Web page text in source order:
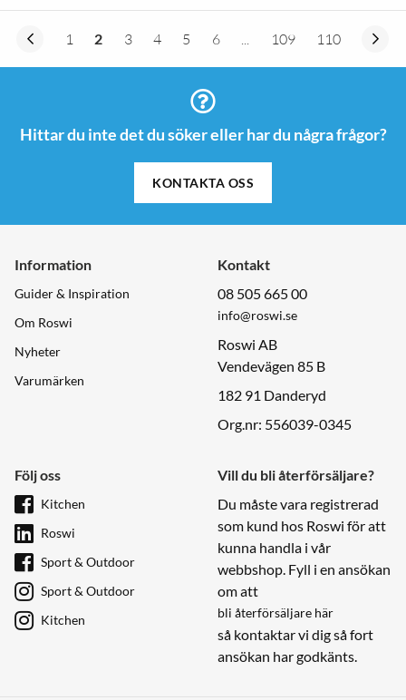
1 2 3 4 5 6 ... 109 110
Hittar du inte det du söker eller har du några frågor?
KONTAKTA OSS
Information
Guider & Inspiration
Om Roswi
Nyheter
Varumärken
Kontakt
08 505 665 00
info@roswi.se
Roswi AB
Vendevägen 85 B
182 91 Danderyd
Org.nr: 556039-0345
Följ oss
Kitchen
Roswi
Sport & Outdoor
Sport & Outdoor
Kitchen
Vill du bli återförsäljare?
Du måste vara registrerad
som kund hos Roswi för att
kunna handla i vår
webbshop. Fyll i en ansökan
om att
bli återförsäljare här
så kontaktar vi dig så fort
ansökan har godkänts.